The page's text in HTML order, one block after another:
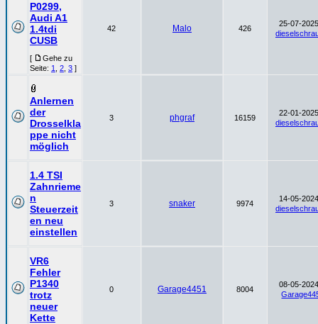
P0299,
Audi A1
1.4tdi
CUSB
[
Gehe zu
Seite: 1 2 3 ]
42 Malo 426
25-07-
Anlernen
der
Drosselkla
ppe nicht
möglich
3 phgraf 16159
22-01-
1.4 TSI
Zahnrieme
n
Steuerzeit
en neu
einstellen
3 snaker 9974
14-05-
VR6
Fehler
P1340
trotz
neuer
Kette
0 Garage4451 8004
08-05-